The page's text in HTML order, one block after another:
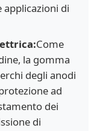
applicazioni di
Come
la gomma
degli anodi
ad
dei
di